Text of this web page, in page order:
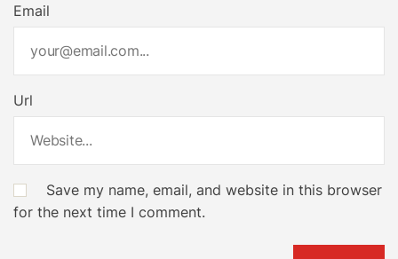
Email
Url
Save my name, email, and website in this browser
for the next time I comment.